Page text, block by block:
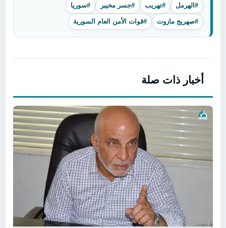
#الهرمل #تهريب #جسر مخيبر #سوريا
#صهريج مازوت #قوات الأمن العام السورية
أخبار ذات صلة